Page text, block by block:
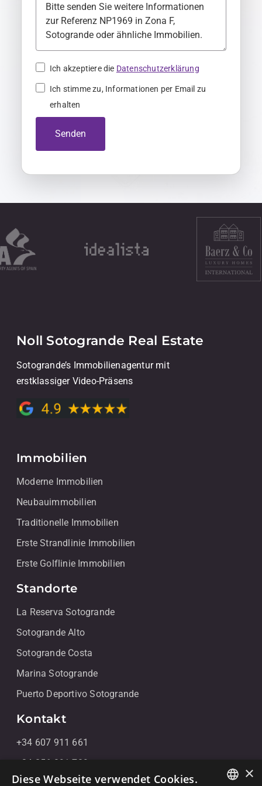
n
y
Ich akzeptiere die Datenschutzerklärung
Ich stimme zu, Informationen per Email zu
erhalten
Senden
Noll Sotogrande Real Estate
Sotogrande’s Immobilienagentur mit
erstklassiger Video-Präsens
Immobilien
Moderne Immobilien
Neubauimmobilien
Traditionelle Immobilien
Erste Strandlinie Immobilien
Erste Golflinie Immobilien
Standorte
La Reserva Sotogrande
Sotogrande Alto
Sotogrande Costa
Marina Sotogrande
Puerto Deportivo Sotogrande
Kontakt
+34 607 911 661
+34 856 091 709
info@noll-sotogrande.com
×
Diese Webseite verwendet Cookies.